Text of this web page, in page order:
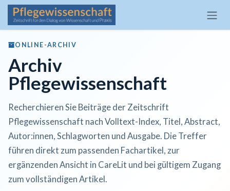
Zum Inhalt springen
ONLINE-ARCHIV
Archiv
Pflegewissenschaft
Recherchieren Sie Beiträge der Zeitschrift
Pflegewissenschaft nach Volltext-Index, Titel, Abstract,
Autor:innen, Schlagworten und Ausgabe. Die Treffer
führen direkt zum passenden Fachartikel, zur
ergänzenden Ansicht in CareLit und bei gültigem Zugang
zum vollständigen Artikel.